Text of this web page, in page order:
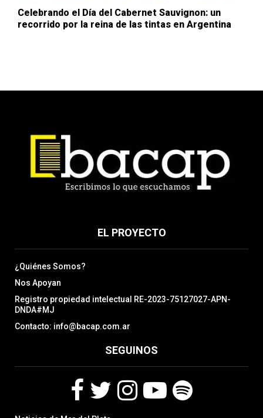
Celebrando el Día del Cabernet Sauvignon: un
recorrido por la reina de las tintas en Argentina
EL PROYECTO
¿Quiénes Somos?
Nos Apoyan
Registro propiedad intelectual RE-2023-75127027-APN-
DNDA#MJ
Contacto: info@bacap.com.ar
SEGUINOS